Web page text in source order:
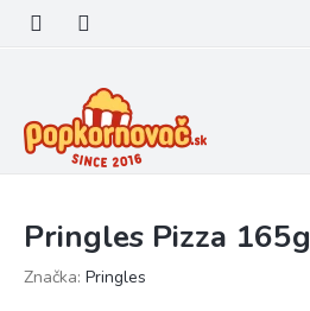
Prejsť
obsah
Pringles Pizza 165g
Značka: Pringles